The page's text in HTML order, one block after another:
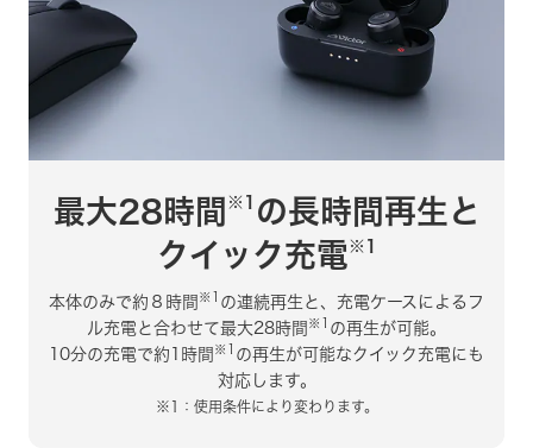
最大28時間 ※1 の長時間再生と
クイック充電※1
本体のみで約８時間※1 の連続再生と、 充電ケースによるフ
ル充電と合わせて最大28時間※1 の再生が可能。
10分の充電で約1時間※1 の再生が可能なクイック充電にも
対応します。
※1：使用条件により変わります。